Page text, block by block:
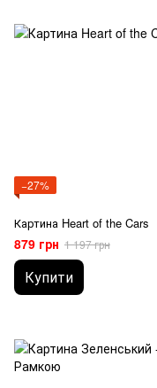
−27%
Картина Heart of the Cars
879 грн 1 197 грн
Купити